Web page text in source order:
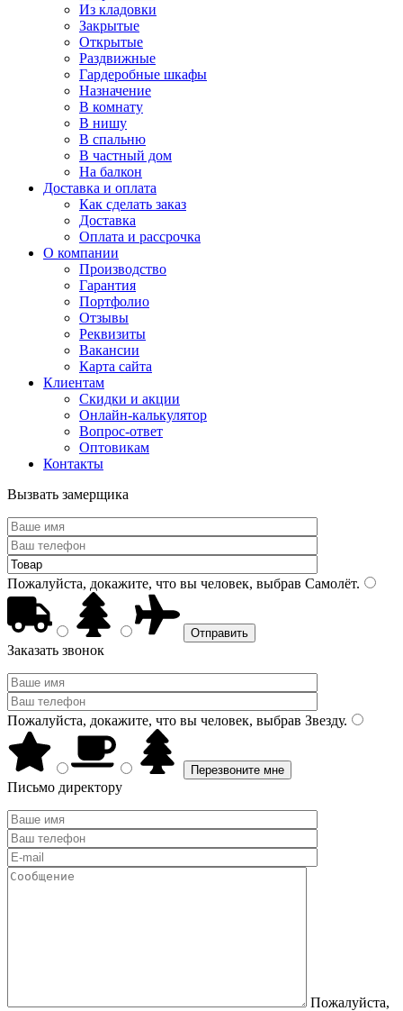
Из кладовки
Закрытые
Открытые
Раздвижные
Гардеробные шкафы
Назначение
В комнату
В нишу
В спальню
В частный дом
На балкон
Доставка и оплата
Как сделать заказ
Доставка
Оплата и рассрочка
О компании
Производство
Гарантия
Портфолио
Отзывы
Реквизиты
Вакансии
Карта сайта
Клиентам
Скидки и акции
Онлайн-калькулятор
Вопрос-ответ
Оптовикам
Контакты
Вызвать замерщика
Пожалуйста, докажите, что вы человек, выбрав Самолёт.
Заказать звонок
Пожалуйста, докажите, что вы человек, выбрав Звезду.
Письмо директору
Пожалуйста,